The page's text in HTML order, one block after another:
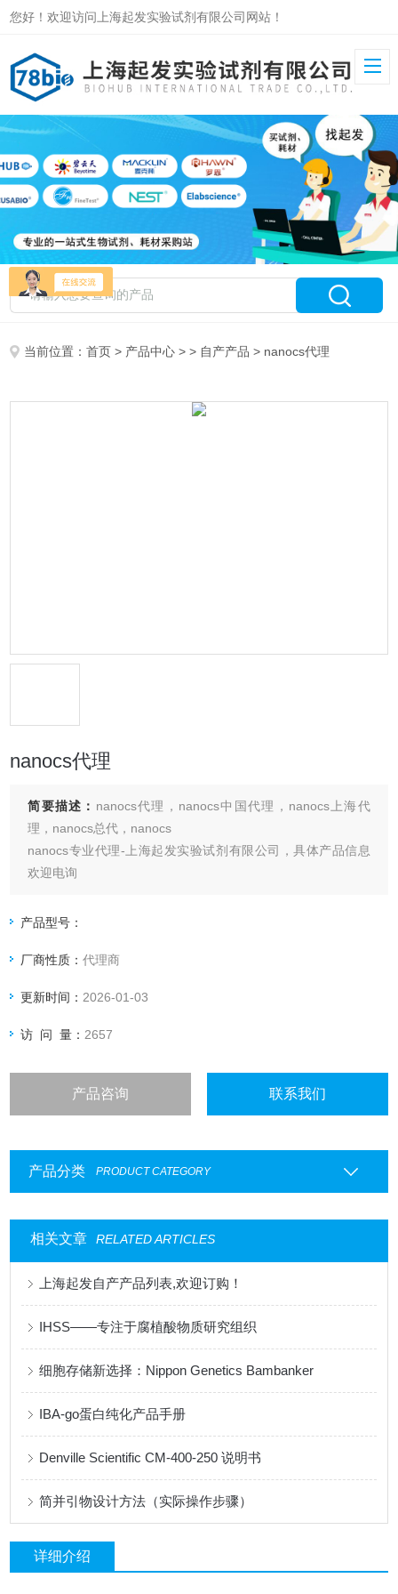
您好！欢迎访问上海起发实验试剂有限公司网站！
当前位置：首页 > 产品中心 > > 自产产品 > nanocs代理
nanocs代理
简要描述： nanocs代理，nanocs中国代理，nanocs上海代
理，nanocs总代，nanocs
nanocs专业代理-上海起发实验试剂有限公司，具体产品信息
欢迎电询
产品型号：
厂商性质：代理商
更新时间： 2026-01-03
访 问 量： 2657
产品咨询 联系我们
产品分类 PRODUCT CATEGORY
相关文章 RELATED ARTICLES
上海起发自产产品列表,欢迎订购！
IHSS——专注于腐植酸物质研究组织
细胞存储新选择：Nippon Genetics Bambanker
IBA-go蛋白纯化产品手册
Denville Scientific CM-400-250 说明书
简并引物设计方法（实际操作步骤）
详细介绍